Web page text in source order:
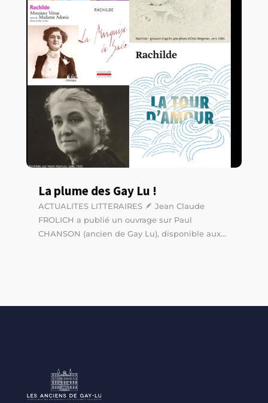
La plume des Gay Lu !
ACTUALITES LITTERAIRES 🪶 Jean Claude
FROLICH a publié un ouvrage sur Paul
CHANSON (ancien de Gay Lu), disponible aux...